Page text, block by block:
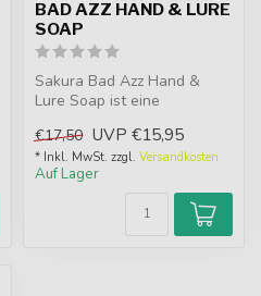
BAD AZZ HAND & LURE
SOAP
Sakura Bad Azz Hand &
Lure Soap ist eine
abbaubare Seife...
€17,50 UVP €15,95
* Inkl. MwSt. zzgl. Versandkosten
Auf Lager